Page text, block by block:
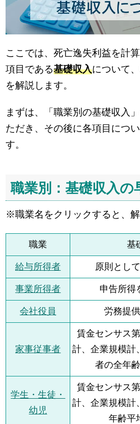
ここでは、死亡逸失利益を計
項目である基礎収入について
を解説します。
まずは、「職業別の基礎収入
ただき、その後に各項目につ
す。
職業別：基礎収入の
※職業名をクリックすると、
職業 基
給与所得者 原則とし
事業所得者 申告所得
会社役員 労務提
家事従事者
賃金センサス
計、企業規模計
者の全年
学生・生徒・
幼児
賃金センサス
計、企業規模計
年齢平